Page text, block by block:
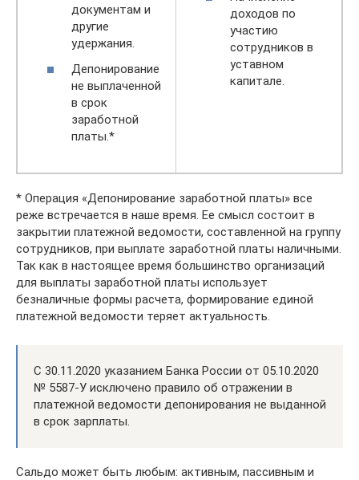
документам и
другие
удержания.
Депонирование
не выплаченной
в срок
заработной
платы.*
доходов по
участию
сотрудников в
уставном
капитале.
* Операция «Депонирование заработной платы» все
реже встречается в наше время. Ее смысл состоит в
закрытии платежной ведомости, составленной на группу
сотрудников, при выплате заработной платы наличными.
Так как в настоящее время большинство организаций
для выплаты заработной платы использует
безналичные формы расчета, формирование единой
платежной ведомости теряет актуальность.
С 30.11.2020 указанием Банка России от 05.10.2020
№ 5587-У исключено правило об отражении в
платежной ведомости депонирования не выданной
в срок зарплаты.
Сальдо может быть любым: активным, пассивным и